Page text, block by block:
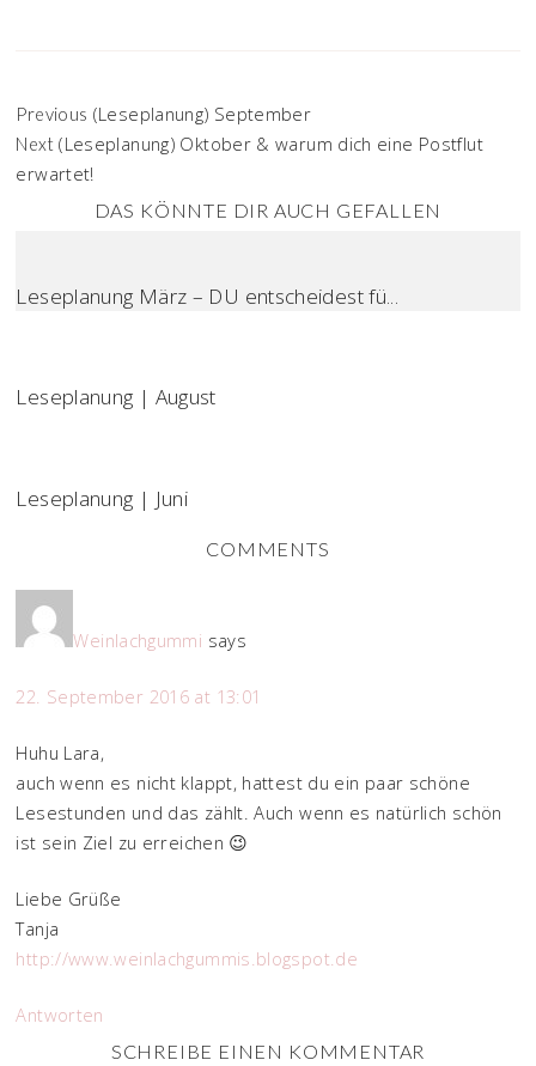
Previous (Leseplanung) September
Next (Leseplanung) Oktober & warum dich eine Postflut
erwartet!
DAS KÖNNTE DIR AUCH GEFALLEN
Leseplanung März – DU entscheidest fü...
Leseplanung | August
Leseplanung | Juni
COMMENTS
Weinlachgummi says
22. September 2016 at 13:01
Huhu Lara,
auch wenn es nicht klappt, hattest du ein paar schöne
Lesestunden und das zählt. Auch wenn es natürlich schön
ist sein Ziel zu erreichen 😉
Liebe Grüße
Tanja
http://www.weinlachgummis.blogspot.de
Antworten
SCHREIBE EINEN KOMMENTAR